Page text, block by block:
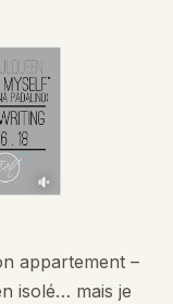
appartement –
isolé… mais je